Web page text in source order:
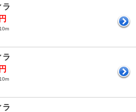
ラ
ラ
ラ